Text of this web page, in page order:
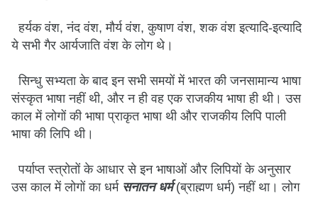
हर्यक वंश, नंद वंश, मौर्य वंश, कुषाण वंश, शक वंश इत्यादि-इत्यादि
ये सभी गैर आर्यजाति वंश के लोग थे।
सिन्धु सभ्यता के बाद इन सभी समयों में भारत की जनसामान्य भाषा
संस्कृत भाषा नहीं थी, और न ही वह एक राजकीय भाषा ही थी। उस
काल में लोगों की भाषा प्राकृत भाषा थी और राजकीय लिपि पाली
भाषा की लिपि थी।
पर्याप्त स्त्रोतों के आधार से इन भाषाओं और लिपियों के अनुसार
उस काल में लोगों का धर्म सनातन धर्म(ब्राह्मण धर्म) नहीं था। लोग